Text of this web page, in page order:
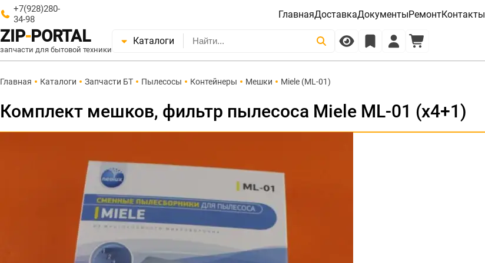
+7(928)280-
34-98
ГлавнаяДоставкаДокументыРемонтКонтакты
ZIP-PORTAL
запчасти для бытовой техники
Каталоги
Главная Каталоги Запчасти БТ Пылесосы Контейнеры Мешки Miele (ML-01)
Комплект мешков, фильтр пылесоса Miele ML-01 (x4+1)